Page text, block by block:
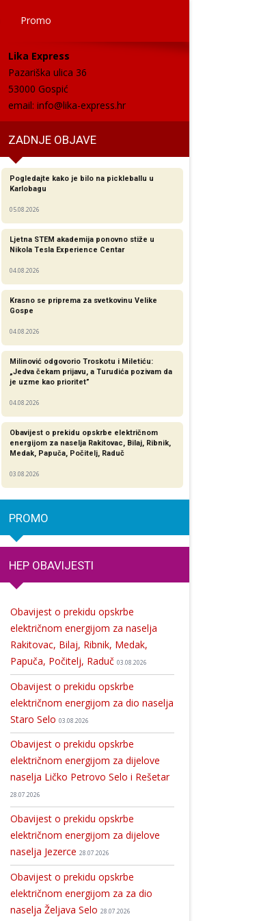
Promo
Lika Express
Pazariška ulica 36
53000 Gospić
email: info@lika-express.hr
ZADNJE OBJAVE
Hrvatska i službeno slobodna od kuge malih preživača
Pogledajte kako je bilo na pickleballu u
Karlobagu
05.08.2026
Ljetna STEM akademija ponovno stiže u
Nikola Tesla Experience Centar
04.08.2026
Krasno se priprema za svetkovinu Velike
Gospe
04.08.2026
Milinović odgovorio Troskotu i Miletiću:
„Jedva čekam prijavu, a Turudića pozivam da
je uzme kao prioritet”
04.08.2026
Obavijest o prekidu opskrbe električnom
energijom za naselja Rakitovac, Bilaj, Ribnik,
Medak, Papuča, Počitelj, Raduč
03.08.2026
PROMO
HEP OBAVIJESTI
Obavijest o prekidu opskrbe
električnom energijom za naselja
Rakitovac, Bilaj, Ribnik, Medak,
Papuča, Počitelj, Raduč 03.08.2026
Obavijest o prekidu opskrbe
električnom energijom za dio naselja
Staro Selo 03.08.2026
Obavijest o prekidu opskrbe
električnom energijom za dijelove
naselja Ličko Petrovo Selo i Rešetar
28.07.2026
Obavijest o prekidu opskrbe
električnom energijom za dijelove
naselja Jezerce 28.07.2026
Obavijest o prekidu opskrbe
električnom energijom za za dio
naselja Željava Selo 28.07.2026